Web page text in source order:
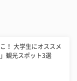
！ 大学生にオススメ
観光スポット3選